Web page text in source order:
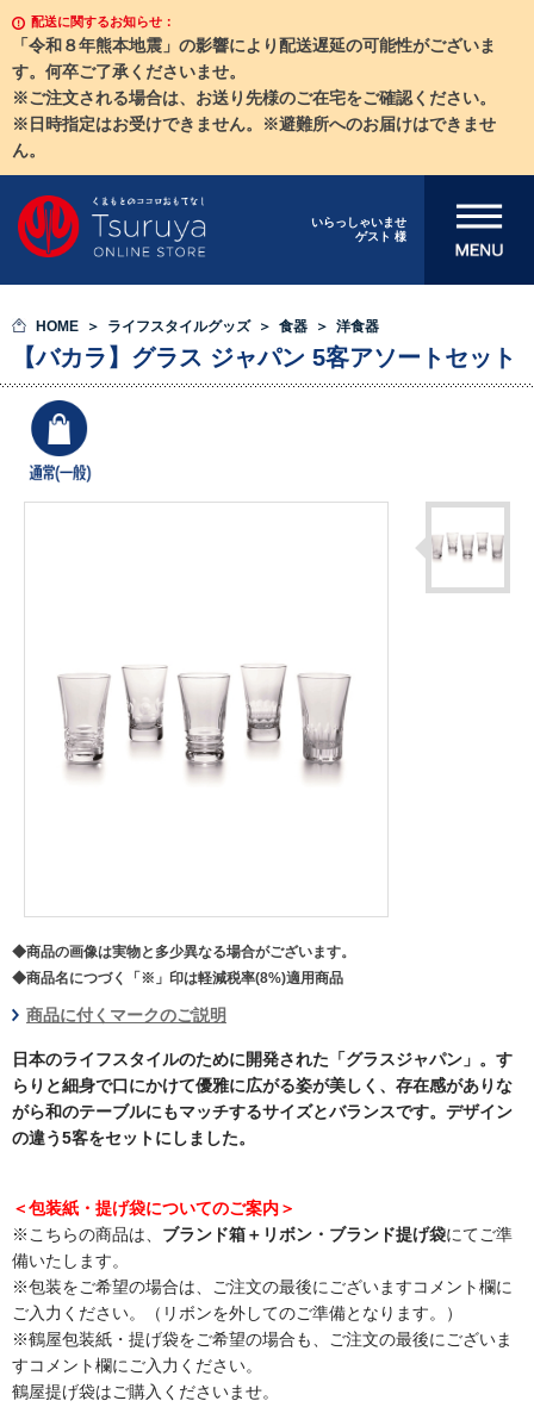
配送に関するお知らせ：
「令和８年熊本地震」の影響により配送遅延の可能性がございま
す。何卒ご了承くださいませ。
※ご注文される場合は、お送り先様のご在宅をご確認ください。
※日時指定はお受けできません。※避難所へのお届けはできませ
ん。
いらっしゃいませ
ゲスト 様
メニューを開
HOME ライフスタイルグッズ 食器 洋食器
【バカラ】グラス ジャパン 5客アソートセット
◆商品の画像は実物と多少異なる場合がございます。
◆商品名につづく「※」印は軽減税率(8%)適用商品
商品に付くマークのご説明
日本のライフスタイルのために開発された「グラスジャパン」。す
らりと細身で口にかけて優雅に広がる姿が美しく、存在感がありな
がら和のテーブルにもマッチするサイズとバランスです。デザイン
の違う5客をセットにしました。
＜包装紙・提げ袋についてのご案内＞
※こちらの商品は、 ブランド箱＋リボン・ブランド提げ袋にてご準
備いたします。
※包装をご希望の場合は、ご注文の最後にございますコメント欄に
ご入力ください。（リボンを外してのご準備となります。）
※鶴屋包装紙・提げ袋をご希望の場合も、ご注文の最後にございま
すコメント欄にご入力ください。
鶴屋提げ袋はご購入くださいませ。